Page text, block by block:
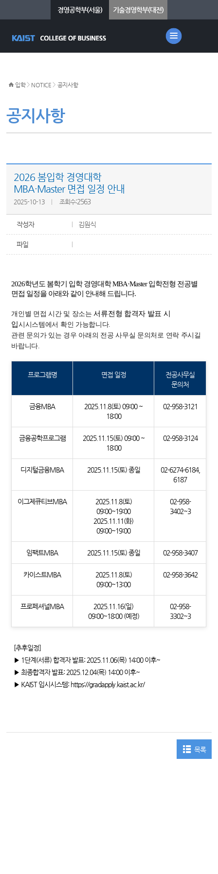
경영공학부(서울) 기술경영학부(대전)
공지사항
입학> NOTICE > 공지사항
2026 봄입학 경영대학
MBA·Master 면접 일정 안내
2025-10-13 조회수:2563
작성자 김원식
파일
2026학년도 봄학기 입학 경영대학 MBA·Master 입학전형 전공별
면접 일정을 아래와 같이 안내해 드립니다.
개인별 면접 시간 및 장소는서류전형 합격자 발표 시
입시시스템에서 확인 가능합니다.
관련 문의가 있는 경우 아래의 전공 사무실 문의처로 연락 주시길
바랍니다.
프로그램명 면접 일정
전공사무실
문의처
금융MBA
2025.11.8(토) 09:00 ~
18:00
02-958-3121
금융공학프로그램
2025.11.15(토) 09:00 ~
18:00
02-958-3124
디지털금융MBA 2025.11.15(토) 종일
02-6274-6184,
6187
이그제큐티브MBA
2025.11.8(토)
09:00~19:00
2025.11.11(화)
09:00~19:00
02-958-
3402~3
임팩트MBA 2025.11.15(토) 종일 02-958-3407
카이스트MBA
2025.11.8(토)
09:00~13:00
02-958-3642
프로페셔널MBA
2025.11.16(일)
09:00~18:00 (예정)
02-958-
3302~3
[추후일정]
▶ 1단계(서류) 합격자 발표: 2025.11.06(목) 14:00 이후~
▶ 최종합격자 발표: 2025.12.04(목) 14:00 이후~
▶ KAIST 입시시스템: https://gradapply.kaist.ac.kr/
목록